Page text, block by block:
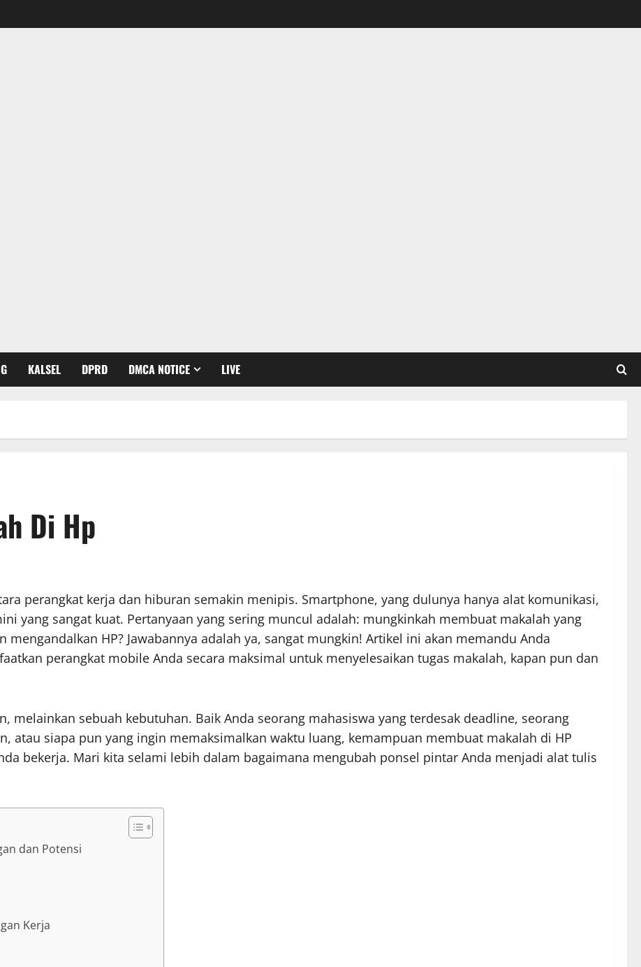
KALSEL DPRD DMCA NOTICE LIVE
Di Hp
perangkat kerja dan hiburan semakin menipis. Smartphone, yang dulunya hanya alat komunikasi,
yang sangat kuat. Pertanyaan yang sering muncul adalah: mungkinkah membuat makalah yang
HP? Jawabannya adalah ya, sangat mungkin! Artikel ini akan memandu Anda
perangkat mobile Anda secara maksimal untuk menyelesaikan tugas makalah, kapan pun dan
melainkan sebuah kebutuhan. Baik Anda seorang mahasiswa yang terdesak deadline, seorang
atau siapa pun yang ingin memaksimalkan waktu luang, kemampuan membuat makalah di HP
bekerja. Mari kita selami lebih dalam bagaimana mengubah ponsel pintar Anda menjadi alat tulis
dan Potensi
Kerja